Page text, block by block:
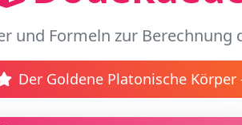
und Formeln zur Berechnung
Der Goldene Platonische